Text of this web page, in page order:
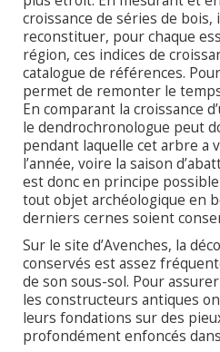
croissance de séries de bois,
reconstituer, pour chaque
région, ces indices de
catalogue de références.
permet de remonter le
En comparant la croissance
le dendrochronologue peut
pendant laquelle cet arbre a
l’année, voire la saison
est donc en principe
tout objet archéologique en
derniers cernes soient
Sur le site d’Avenches, la
conservés est assez
de son sous-sol. Pour
les constructeurs antiques
leurs fondations sur des
profondément enfoncés